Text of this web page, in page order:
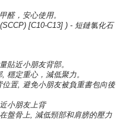
醛，安心使用。
[C10-C13] ) - 短鏈氯化石
貼近小朋友背部。
, 穩定重心，減低聚力。
位置, 避免小朋友被負重書包向後
小朋友上背
盤骨上, 減低頸部和肩膀的壓力